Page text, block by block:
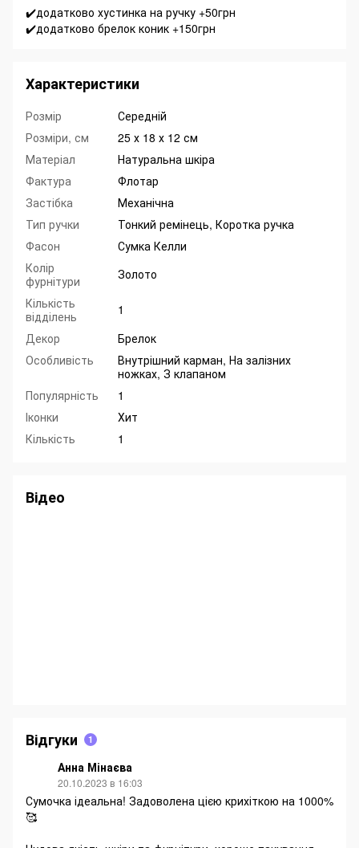
✔️додатково хустинка на ручку +50грн
✔️додатково брелок коник +150грн
Характеристики
Розмір
Середній
Розміри, см
25 х 18 х 12 см
Матеріал
Натуральна шкіра
Фактура
Флотар
Застібка
Механічна
Тип ручки
Тонкий ремінець, Коротка ручка
Фасон
Сумка Келли
Колір
фурнітури
Золото
Кількість
відділень
1
Декор
Брелок
Особливість
Внутрішний карман, На залізних
ножках, З клапаном
Популярність
1
Іконки
Хит
Кількість
1
Відео
Відгуки 1
Анна Мінаєва
20.10.2023 в 16:03
Сумочка ідеальна! Задоволена цією крихіткою на 1000%
🥰